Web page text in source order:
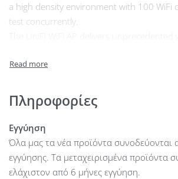
a high density environment with 100 WiFi
test concurrently.
monitoring, airtime utilization analytics,
Using a persistent spectral scan, the AP
the RF environment to check for both
activity and the best channel for network
Featuring an intuitive user interface, the
conducts device discovery, provisioning,
configuration for centralized control of
Πληροφορίες
Εγγύηση
Όλα μας τα νέα προϊόντα συνοδεύονται
εγγύησης. Τα μεταχειρισμένα προϊόντα
ελάχιστον από 6 μήνες εγγύηση.